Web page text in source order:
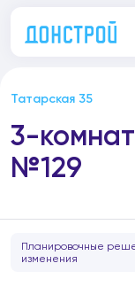
Татарская 35
3-
№129
Планировочные
изменения